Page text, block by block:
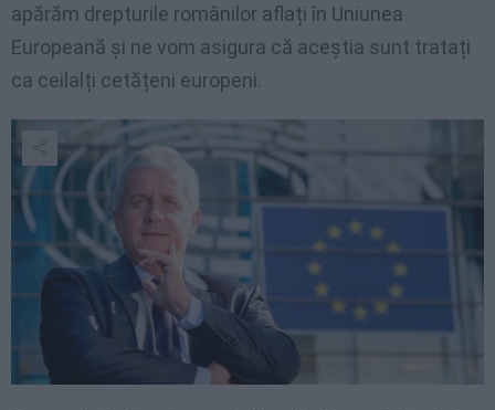
apărăm drepturile românilor aflați în Uniunea
Europeană și ne vom asigura că aceștia sunt tratați
ca ceilalți cetățeni europeni.